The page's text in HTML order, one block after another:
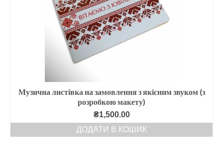
Музична листівка на замовлення з якісним звуком (з
розробкою макету)
₴1,500.00
ДОДАТИ В КОШИК